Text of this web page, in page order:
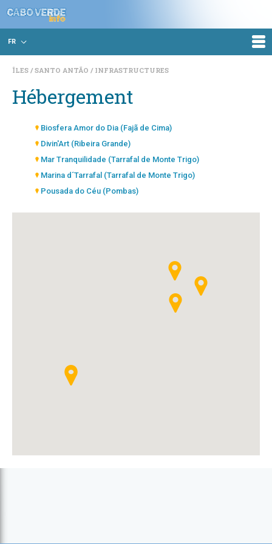
FR
ÎLES SANTO ANTÃO INFRASTRUCTURES
Hébergement
Biosfera Amor do Dia (Fajã de Cima)
Divin'Art (Ribeira Grande)
Mar Tranquilidade (Tarrafal de Monte Trigo)
Marina d´Tarrafal (Tarrafal de Monte Trigo)
Pousada do Céu (Pombas)